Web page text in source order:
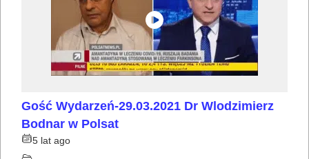
Gość Wydarzeń-29.03.2021 Dr Wlodzimierz
Bodnar w Polsat
5 lat ago